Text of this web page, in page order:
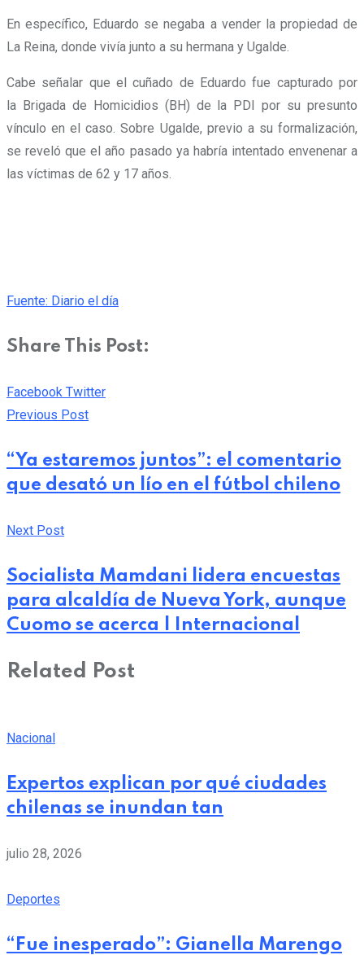
En específico, Eduardo se negaba a vender la propiedad de
La Reina, donde vivía junto a su hermana y Ugalde.
Cabe señalar que el cuñado de Eduardo fue capturado por
la Brigada de Homicidios (BH) de la PDI por su presunto
vínculo en el caso. Sobre Ugalde, previo a su formalización,
se reveló que el año pasado ya habría intentado envenenar a
las víctimas de 62 y 17 años.
Fuente: Diario el día
Share This Post:
Facebook TwitterPinterest
Whatsapp
Cloud
StumbleUpon
Print
Share
Previous Post
“Ya estaremos juntos”: el comentario
que desató un lío en el fútbol chileno
Next Post
Socialista Mamdani lidera encuestas
para alcaldía de Nueva York, aunque
Cuomo se acerca | Internacional
Related Post
Nacional
Expertos explican por qué ciudades
chilenas se inundan tan
julio 28, 2026
Deportes
“Fue inesperado”: Gianella Marengo